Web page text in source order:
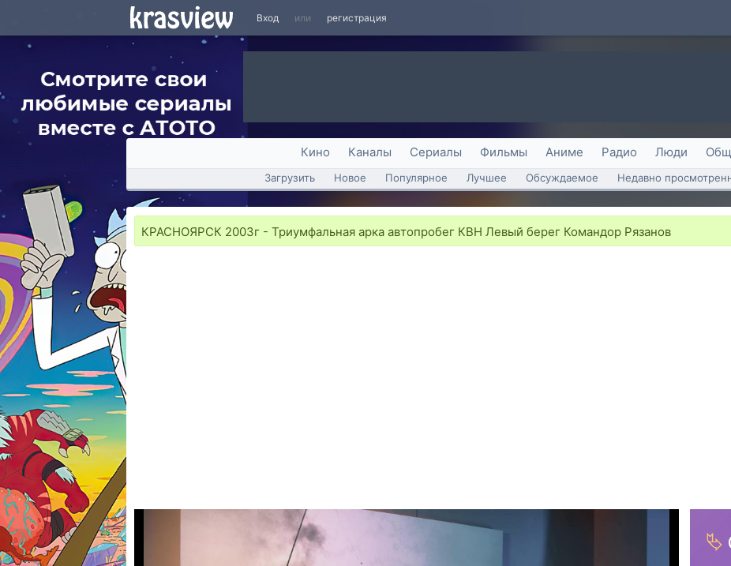
Вход или регистрация
Кино Каналы Сериалы Фильмы Аниме Радио Люди
Загрузить Новое Популярное Лучшее Обсуждаемое Недавно
КРАСНОЯРСК 2003г - Триумфальная арка автопробег КВН Левый берег Командор Рязанов